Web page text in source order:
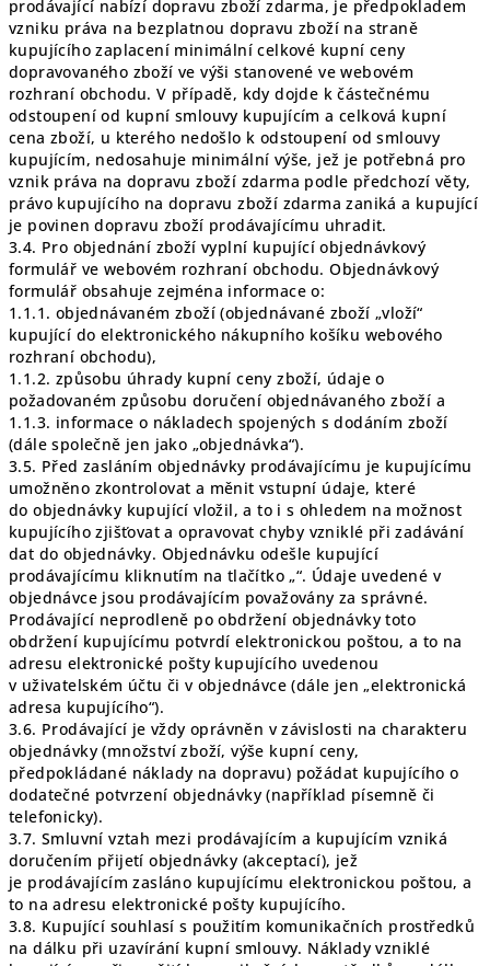
prodávající nabízí dopravu zboží zdarma, je předpokladem
vzniku práva na bezplatnou dopravu zboží na straně
kupujícího zaplacení minimální celkové kupní ceny
dopravovaného zboží ve výši stanovené ve webovém
rozhraní obchodu. V případě, kdy dojde k částečnému
odstoupení od kupní smlouvy kupujícím a celková kupní
cena zboží, u kterého nedošlo k odstoupení od smlouvy
kupujícím, nedosahuje minimální výše, jež je potřebná pro
vznik práva na dopravu zboží zdarma podle předchozí věty,
právo kupujícího na dopravu zboží zdarma zaniká a kupující
je povinen dopravu zboží prodávajícímu uhradit.
3.4. Pro objednání zboží vyplní kupující objednávkový
formulář ve webovém rozhraní obchodu. Objednávkový
formulář obsahuje zejména informace o:
1.1.1. objednávaném zboží (objednávané zboží „vloží“
kupující do elektronického nákupního košíku webového
rozhraní obchodu),
1.1.2. způsobu úhrady kupní ceny zboží, údaje o
požadovaném způsobu doručení objednávaného zboží a
1.1.3. informace o nákladech spojených s dodáním zboží
(dále společně jen jako „objednávka“).
3.5. Před zasláním objednávky prodávajícímu je kupujícímu
umožněno zkontrolovat a měnit vstupní údaje, které
do objednávky kupující vložil, a to i s ohledem na možnost
kupujícího zjišťovat a opravovat chyby vzniklé při zadávání
dat do objednávky. Objednávku odešle kupující
prodávajícímu kliknutím na tlačítko „“. Údaje uvedené v
objednávce jsou prodávajícím považovány za správné.
Prodávající neprodleně po obdržení objednávky toto
obdržení kupujícímu potvrdí elektronickou poštou, a to na
adresu elektronické pošty kupujícího uvedenou
v uživatelském účtu či v objednávce (dále jen „elektronická
adresa kupujícího“).
3.6. Prodávající je vždy oprávněn v závislosti na charakteru
objednávky (množství zboží, výše kupní ceny,
předpokládané náklady na dopravu) požádat kupujícího o
dodatečné potvrzení objednávky (například písemně či
telefonicky).
3.7. Smluvní vztah mezi prodávajícím a kupujícím vzniká
doručením přijetí objednávky (akceptací), jež
je prodávajícím zasláno kupujícímu elektronickou poštou, a
to na adresu elektronické pošty kupujícího.
3.8. Kupující souhlasí s použitím komunikačních prostředků
na dálku při uzavírání kupní smlouvy. Náklady vzniklé